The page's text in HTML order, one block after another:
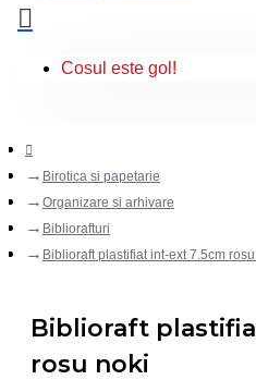
Cosul este gol!
Birotica si papetarie
Organizare si arhivare
Bibliorafturi
Biblioraft plastifiat int-ext 7.5cm
Biblioraft
rosu noki